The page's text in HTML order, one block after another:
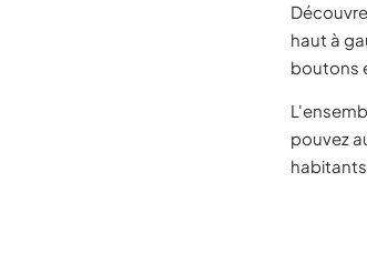
haut à
boutons
pouvez